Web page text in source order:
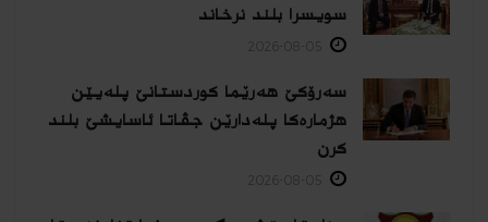
سویسرا بلند نرخاند
سەرۆکێ هەرێما کوردستانێ پلەیێن
هژمارەكا پلەدارێن جڤاتا ئاسایشێ بلند
كرن